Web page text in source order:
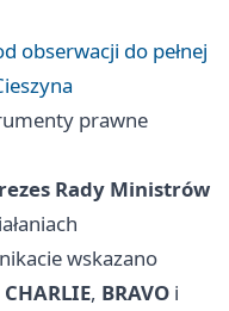
obserwacji do pełnej
prawne
Rady Ministrów
wskazano
CHARLIE, BRAVO i